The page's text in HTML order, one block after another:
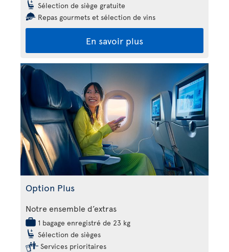
Sélection de siège gratuite
Repas gourmets et sélection de vins
En savoir plus
Option Plus
Notre ensemble d’extras
1 bagage enregistré de 23 kg
Sélection de sièges
Services prioritaires